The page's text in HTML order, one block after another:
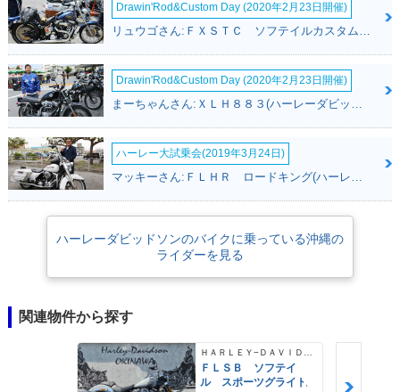
Drawin'Rod&Custom Day (2020年2月23日開催)
Drawin'Rod&Custom Day (2020年2月23日開催)
ハーレー大試乗会(2019年3月24日)
ハーレーダビッドソンのバイクに乗っている沖縄の
ライダーを見る
関連物件から探す
ＦＬＳＢ ソフテイ
ル スポーツグライド